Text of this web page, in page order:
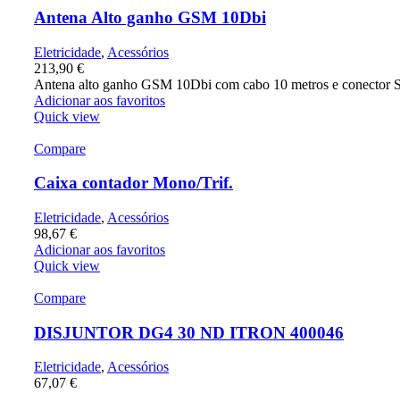
Antena Alto ganho GSM 10Dbi
Eletricidade, Acessórios
213,90 €
Antena alto ganho GSM 10Dbi com cabo 10 metros e conector
Adicionar aos favoritos
Quick view
Compare
Caixa contador Mono/Trif.
Eletricidade, Acessórios
98,67 €
Adicionar aos favoritos
Quick view
Compare
DISJUNTOR DG4 30 ND ITRON 400046
Eletricidade, Acessórios
67,07 €